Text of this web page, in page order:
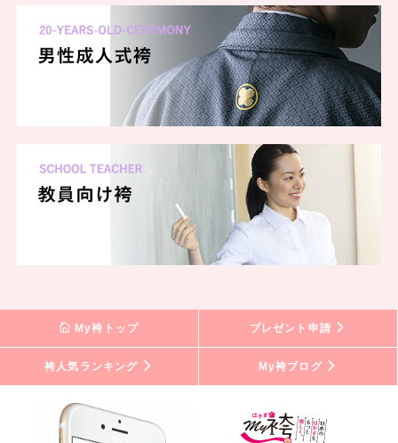
My袴トップ プレゼント申請
袴人気ランキング My袴ブログ